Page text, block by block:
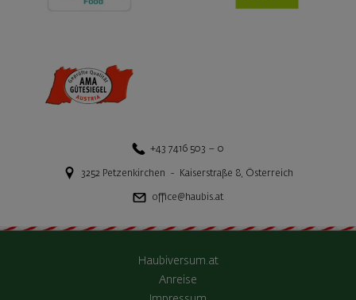
+43 7416 503 – 0
3252 Petzenkirchen - Kaiserstraße 8, Österreich
office@haubis.at
Haubiversum.at
Anreise